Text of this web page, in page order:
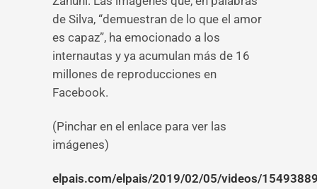
de Silva, “demuestran de lo que el amor
es capaz”, ha emocionado a los
internautas y ya acumulan más de 16
millones de reproducciones en
Facebook.
(Pinchar en el enlace para ver las
imágenes)
elpais.com/elpais/2019/02/05/videos/